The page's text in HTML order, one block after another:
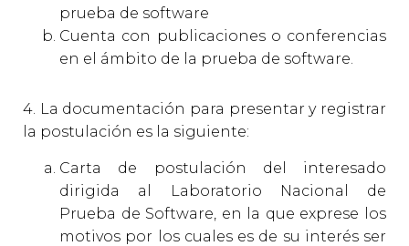
prueba de software
Cuenta con publicaciones o conferencias
en el ámbito de la prueba de software.
4. La documentación para presentar y registrar
la postulación es la siguiente:
Carta de postulación del interesado
dirigida al Laboratorio Nacional de
Prueba de Software, en la que exprese los
motivos por los cuales es de su interés ser